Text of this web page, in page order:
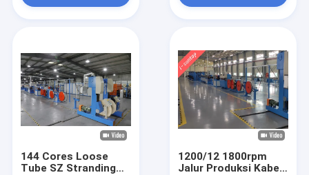
144 Cores Loose
Tube SZ Stranding
1200/12 1800rpm
Jalur Produksi Kabel